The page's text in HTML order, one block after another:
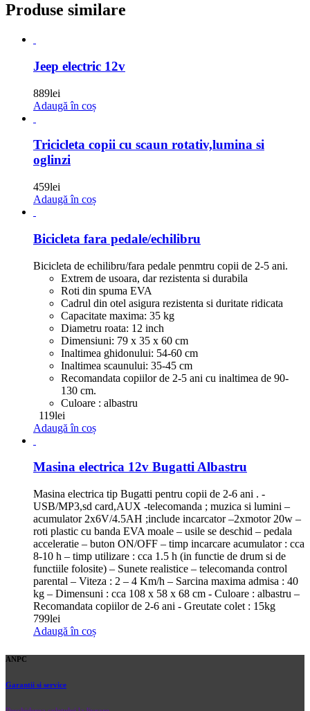
Produse similare
Jeep electric 12v
889lei
Adaugă în coș
Tricicleta copii cu scaun rotativ,lumina si
oglinzi
459lei
Adaugă în coș
Bicicleta fara pedale/echilibru
Bicicleta de echilibru/fara pedale penmtru copii de 2-5 ani.
Extrem de usoara, dar rezistenta si durabila
Roti din spuma EVA
Cadrul din otel asigura rezistenta si duritate ridicata
Capacitate maxima: 35 kg
Diametru roata: 12 inch
Dimensiuni: 79 x 35 x 60 cm
Inaltimea ghidonului: 54-60 cm
Inaltimea scaunului: 35-45 cm
Recomandata copiilor de 2-5 ani cu inaltimea de 90-
130 cm.
Culoare : albastru
119lei
Adaugă în coș
Masina electrica 12v Bugatti Albastru
Masina electrica tip Bugatti pentru copii de 2-6 ani . -
USB/MP3,sd card,AUX -telecomanda ; muzica si lumini –
acumulator 2x6V/4.5AH ;include incarcator –2xmotor 20w –
roti plastic cu banda EVA moale – usile se deschid – pedala
acceleratie – buton ON/OFF – timp incarcare acumulator : cca
8-10 h – timp utilizare : cca 1.5 h (in functie de drum si de
functiile folosite) – Sunete realistice – telecomanda control
parental – Viteza : 2 – 4 Km/h – Sarcina maxima admisa : 40
kg – Dimensuni : cca 108 x 58 x 68 cm - Culoare : albastru –
Recomandata copiilor de 2-6 ani - Greutate colet : 15kg
799lei
Adaugă în coș
ANPC
Garantii si service